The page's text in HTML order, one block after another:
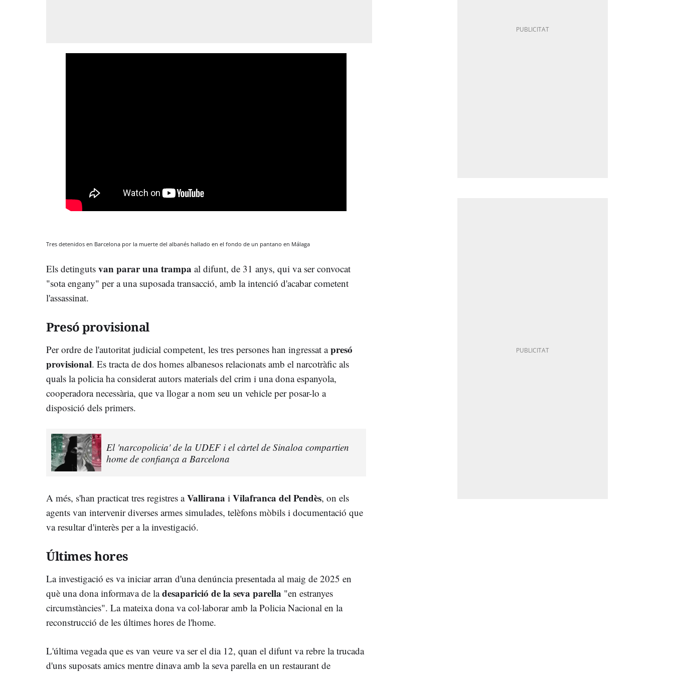
Tres detenidos en Barcelona por la muerte del albanés hallado en el fondo de un pantano en Málaga
Els detinguts van parar una trampa al difunt, de 31 anys, qui va ser convocat
"sota engany" per a una suposada transacció, amb la intenció d'acabar cometent
l'assassinat.
Presó provisional
Per ordre de l'autoritat judicial competent, les tres persones han ingressat apresó
provisional. Es tracta de dos homes albanesos relacionats amb el narcotràfic als
quals la policia ha considerat autors materials del crim i una dona espanyola,
cooperadora necessària, que va llogar a nom seu un vehicle per posar-lo a
disposició dels primers.
El 'narcopolicia' de la UDEF i el càrtel de Sinaloa compartien
home de confiança a Barcelona
A més, s'han practicat tres registres aVallirana i Vilafranca del Pendès, on els
agents van intervenir diverses armes simulades, telèfons mòbils i documentació que
va resultar d'interès per a la investigació.
Últimes hores
La investigació es va iniciar arran d'una denúncia presentada al maig de 2025 en
què una dona informava de ladesaparició de la seva parella "en estranyes
circumstàncies". La mateixa dona va col·laborar amb la Policia Nacional en la
reconstrucció de les últimes hores de l'home.
L'última vegada que es van veure va ser el dia 12, quan el difunt va rebre la trucada
d'uns suposats amics mentre dinava amb la seva parella en un restaurant de